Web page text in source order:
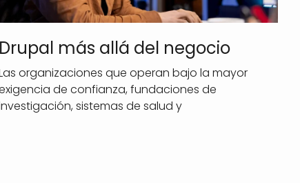
Drupal más allá del negocio
organizaciones que operan bajo la mayor
de confianza, fundaciones de
sistemas de salud y